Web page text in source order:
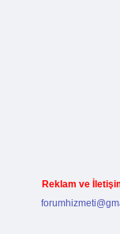
Reklam ve